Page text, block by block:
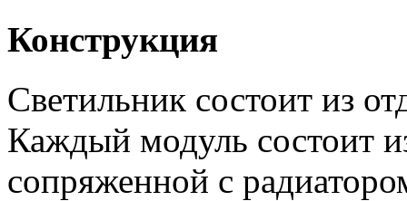
Конструкция
Светильник состоит из
Каждый модуль состоит
сопряженной с